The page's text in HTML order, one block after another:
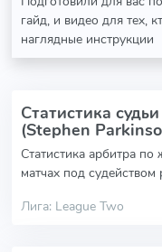
гайд, и видео для тех,
наглядные инструкции
Статистика
(Stephen
Статистика арбитра
матчах под судейством
Лига: League Two